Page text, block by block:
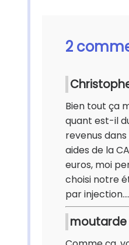
2
Bien tout ça
quant est-il
revenus
aides de la
euros, moi
choisi notre
par
moutarde